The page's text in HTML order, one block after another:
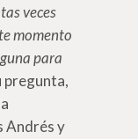
veces
momento
para
pregunta,
Andrés y